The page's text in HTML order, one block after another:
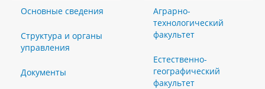
Основные сведения
Структура и органы
управления
Документы
Аграрно-
технологический
факультет
Естественно-
географический
факультет